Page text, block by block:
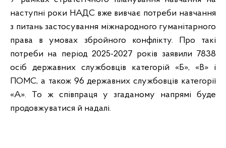
наступні роки НАДС вже вивчає потреби навчання
з питань застосування міжнародного гуманітарного
права в умовах збройного конфлікту. Про такі
потреби на період 2025-2027 років заявили 7838
осіб державних службовців категорій «Б», «В» і
ПОМС, а також 96 державних службовців категорії
«А». То ж співпраця у згаданому напрямі буде
продовжуватися й надалі.